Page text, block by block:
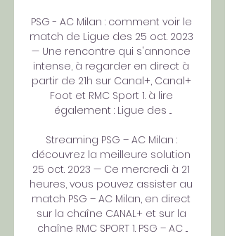
PSG - AC Milan : comment voir le
match de Ligue des 25 oct. 2023
— Une rencontre qui s'annonce
intense, à regarder en direct à
partir de 21h sur Canal+, Canal+
Foot et RMC Sport 1. à lire
également : Ligue des ...
Streaming PSG – AC Milan :
découvrez la meilleure solution
25 oct. 2023 — Ce mercredi à 21
heures, vous pouvez assister au
match PSG – AC Milan, en direct
sur la chaîne CANAL+ et sur la
chaîne RMC SPORT 1. PSG – AC ...